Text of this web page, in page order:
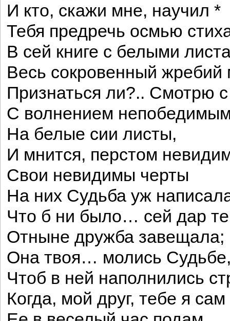
И кто, скажи мне, научил *
Тебя предречь осмью
В сей книге с белыми
Весь сокровенный жребий
Признаться ли?.. Смотрю с
С волнением
На белые сии листы,
И мнится, перстом
Свои невидимы черты
На них Судьба уж
Что б ни было… сей дар
Отныне дружба завещала;
Она твоя… молись
Чтоб в ней наполнились
Когда, мой друг, тебе я сам